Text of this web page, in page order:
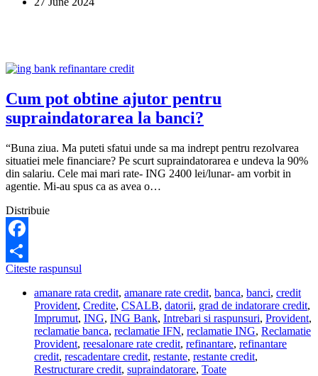
Cum pot obtine ajutor pentru
supraindatorarea la banci?
“Buna ziua. Ma puteti sfatui unde sa ma indrept pentru rezolvarea
situatiei mele financiare? Pe scurt supraindatorarea e undeva la 90%
din salariu. Cele mai mari rate- ING 2400 lei/lunar- am vorbit in
agentie. Mi-au spus ca as avea o…
Distribuie
Facebook
Share
Citeste raspunsul
obtine
ajutor
pentru
supraindatorarea
la
banci?
amanare rata credit, amanare rate credit, banca, banci, credit
Provident, Credite, CSALB, datorii, grad de indatorare credit,
Imprumut, ING, ING Bank, Intrebari si raspunsuri, Provident,
reclamatie banca, reclamatie IFN, reclamatie ING, Reclamatie
Provident, reesalonare rate credit, refinantare, refinantare
credit, rescadentare credit, restante, restante credit,
Restructurare credit, supraindatorare, Toate